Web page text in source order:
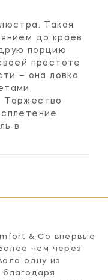
Такая
до краев
порцию
простоте
– она ловко
Торжество
в
& Co впервые
чем через
одну из